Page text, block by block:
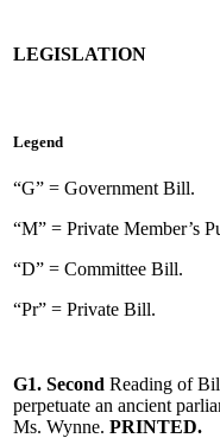
LEGISLATION
Legend
“G” = Government Bill.
“M” = Private Member’s
“D” = Committee Bill.
“Pr” = Private Bill.
G1. Second Reading of
perpetuate an ancient
Ms. Wynne. PRINTED.